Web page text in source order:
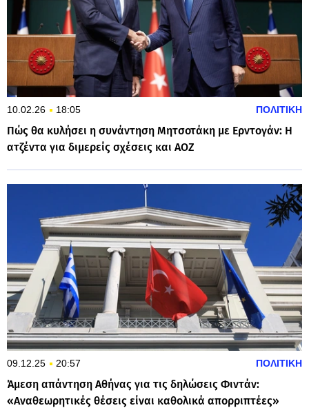
10.02.26 18:05 ΠΟΛΙΤΙΚΗ
Πώς θα κυλήσει η συνάντηση Μητσοτάκη με Ερντογάν: Η
ατζέντα για διμερείς σχέσεις και ΑΟΖ
09.12.25 20:57 ΠΟΛΙΤΙΚΗ
Άμεση απάντηση Αθήνας για τις δηλώσεις Φιντάν:
«Αναθεωρητικές θέσεις είναι καθολικά απορριπτέες»